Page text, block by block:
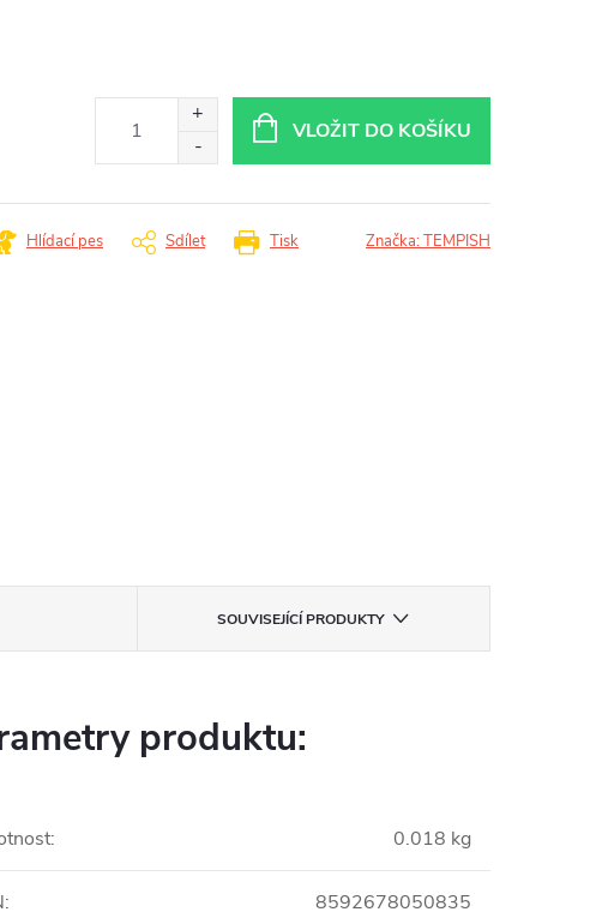
VLOŽIT DO KOŠÍKU
Tisk
Hlídací pes Sdílet Značka:TEMPISH
SOUVISEJÍCÍ PRODUKTY
produktu:
: 0.018 kg
: 8592678050835